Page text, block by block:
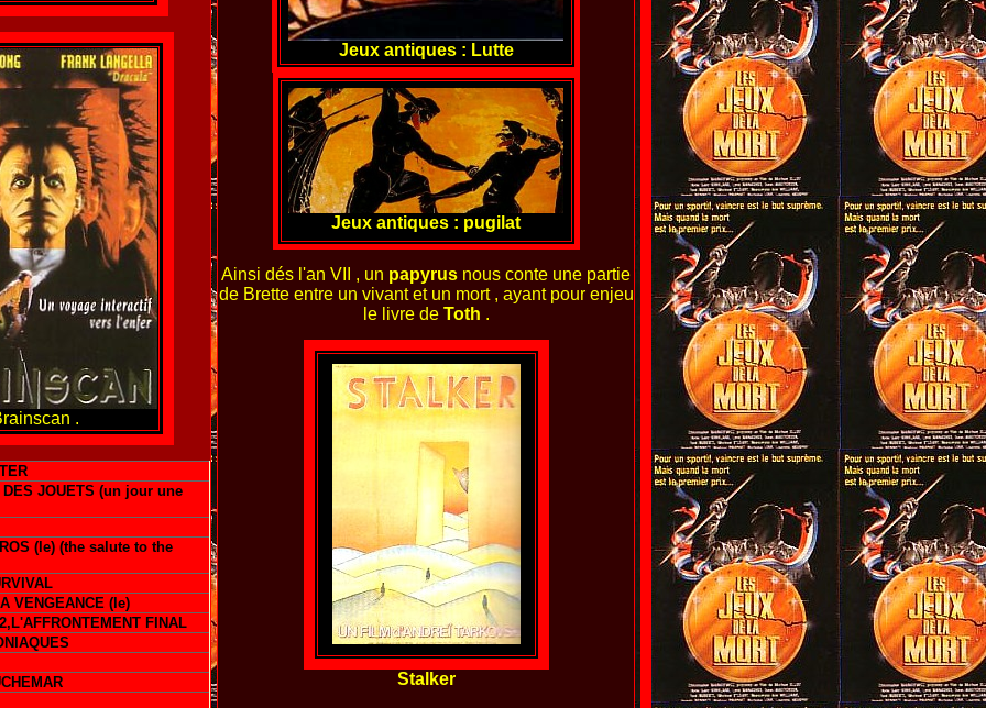
.
DES JOUETS (un jour une
(le) (the salute to the
VENGEANCE (le)
FINAL
Jeux antiques : Lutte
Jeux antiques : pugilat
Ainsi dés l'an VII , un papyrus nous conte une partie
de Brette entre un vivant et un mort , ayant pour enjeu
le livre de Toth .
Stalker